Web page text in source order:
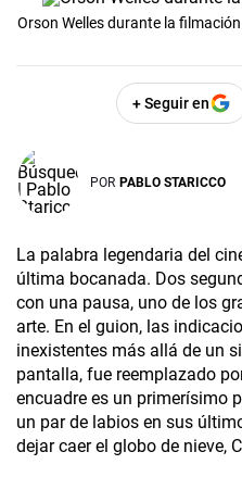
Orson Welles durante la
+ Seguir en
POR PABLO STARICCO
La palabra legendaria del
última bocanada. Dos
con una pausa, uno de los
arte. En el guion, las
inexistentes más allá de un
pantalla, fue reemplazado
encuadre es un primerísimo
un par de labios en sus
dejar caer el globo de nieve,